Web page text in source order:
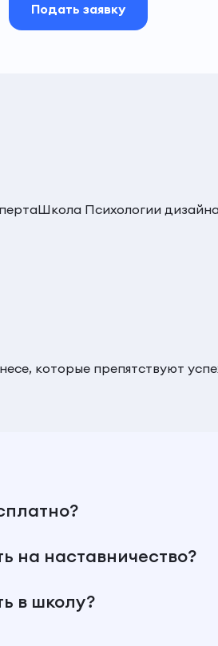
Подать заявку
Школа Психологии
которые препятствуют
на наставничество?
в школу?